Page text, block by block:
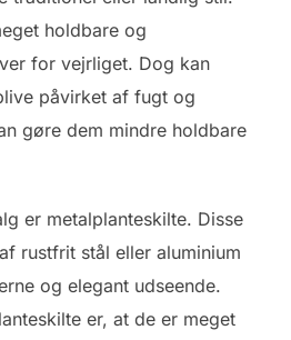
holdbare og
for vejrliget. Dog kan
påvirket af fugt og
gøre dem mindre holdbare
er metalplanteskilte. Disse
rustfrit stål eller aluminium
og elegant udseende.
er, at de er meget